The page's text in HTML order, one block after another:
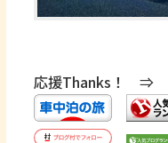
応援Thanks！ ⇒